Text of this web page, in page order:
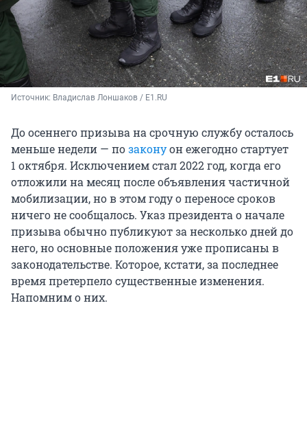
Источник: Владислав Лоншаков / E1.RU
До осеннего призыва на срочную службу осталось
меньше недели — позаконуон ежегодно стартует
1 октября. Исключением стал 2022 год, когда его
отложили на месяц после объявления частичной
мобилизации, но в этом году о переносе сроков
ничего не сообщалось. Указ президента о начале
призыва обычно публикуют за несколько дней до
него, но основные положения уже прописаны в
законодательстве. Которое, кстати, за последнее
время претерпело существенные изменения.
Напомним о них.